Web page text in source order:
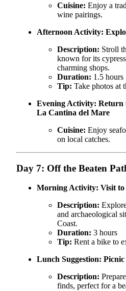
Cuisine: Enjoy a
wine pairings.
Afternoon Activity:
Description: Stroll
known for its
charming shops.
Duration: 1.5 hours
Tip: Take photos at
Evening Activity: Return
La Cantina del Mare
Cuisine: Enjoy
on local catches.
Day 7: Off the Beaten
Morning Activity: Visit to
Description:
and archaeological
Coast.
Duration: 3 hours
Tip: Rent a bike to
Lunch Suggestion:
Description:
finds, perfect for a